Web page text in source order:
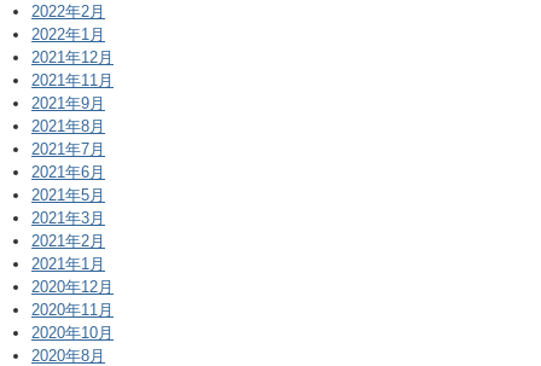
2022年2月
2022年1月
2021年12月
2021年11月
2021年9月
2021年8月
2021年7月
2021年6月
2021年5月
2021年3月
2021年2月
2021年1月
2020年12月
2020年11月
2020年10月
2020年8月